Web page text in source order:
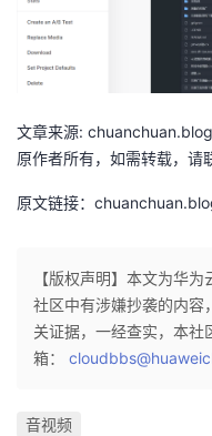
的
博
客
我
的
论
我
的
我
播
活
动
的
关
我
的
我
文章来源:
原作者所有，如需转载，请
原文链接：
【版权声明】本文为华
社区中有涉嫌抄袭的内容
关证据，一经查实，本社
箱：
音视频